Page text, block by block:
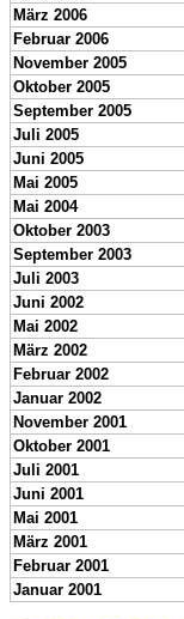
März 2006
Februar 2006
November 2005
Oktober 2005
September 2005
Juli 2005
Juni 2005
Mai 2005
Mai 2004
Oktober 2003
September 2003
Juli 2003
Juni 2002
Mai 2002
März 2002
Februar 2002
Januar 2002
November 2001
Oktober 2001
Juli 2001
Juni 2001
Mai 2001
März 2001
Februar 2001
Januar 2001